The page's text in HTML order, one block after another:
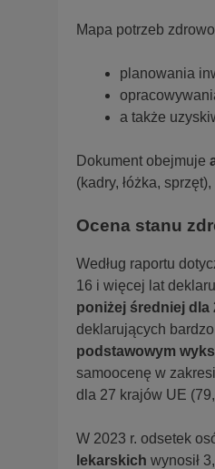
Mapa potrzeb
planowania
a także
Dokument obejmuje
(kadry, łóżka,
Ocena stanu
Według raportu
16 i więcej lat
poniżej średniej dla
deklarujących
podstawowym
samoocenę w
dla 27 krajów UE
W 2023 r. odsetek
lekarskich wynosił